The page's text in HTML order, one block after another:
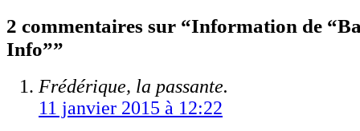
2 commentaires sur “Information de
Info””
Frédérique, la passante.
11 janvier 2015 à 12:22